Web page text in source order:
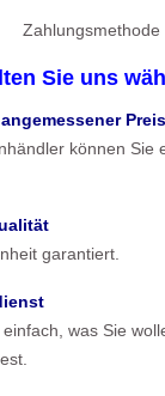
Sie uns
Preis
können Sie
garantiert.
was Sie